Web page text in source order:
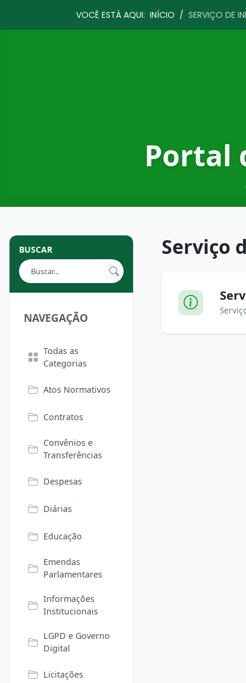
VOCÊ ESTÁ AQUI: INÍCIO / SERVIÇO DE
Portal
BUSCAR
NAVEGAÇÃO
Todas as
Categorias
Atos Normativos
Contratos
Convênios e
Transferências
Despesas
Diárias
Educação
Emendas
Parlamentares
Informações
Institucionais
LGPD e Governo
Digital
Licitações
Serviço